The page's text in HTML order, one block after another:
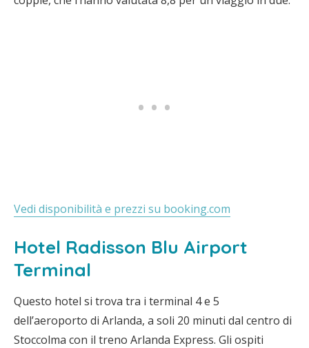
Vedi disponibilità e prezzi su booking.com
Hotel Radisson Blu Airport
Terminal
Questo hotel si trova tra i terminal 4 e 5
dell’aeroporto di Arlanda, a soli 20 minuti dal centro di
Stoccolma con il treno Arlanda Express. Gli ospiti